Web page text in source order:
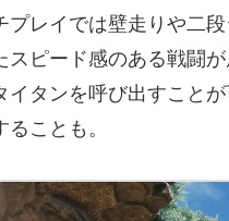
プレイでは壁走りや二
スピード感のある戦闘
イタンを呼び出すこと
ことも。